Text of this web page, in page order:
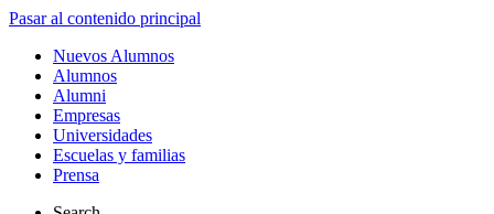
Pasar al contenido principal
Nuevos Alumnos
Alumnos
Alumni
Empresas
Universidades
Escuelas y familias
Prensa